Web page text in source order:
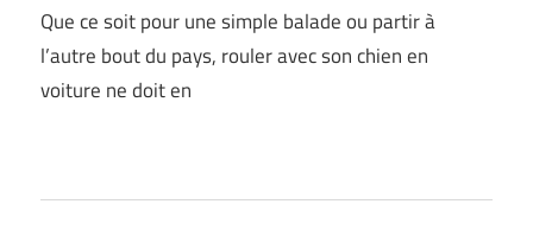
Que ce soit pour une simple balade ou partir à
l’autre bout du pays, rouler avec son chien en
voiture ne doit en